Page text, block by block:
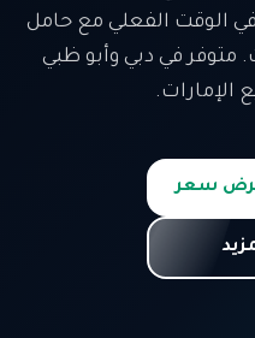
الوقت الفعلي مع حامل
متوفر في دبي وأبو ظبي
الإمارات.
سعر